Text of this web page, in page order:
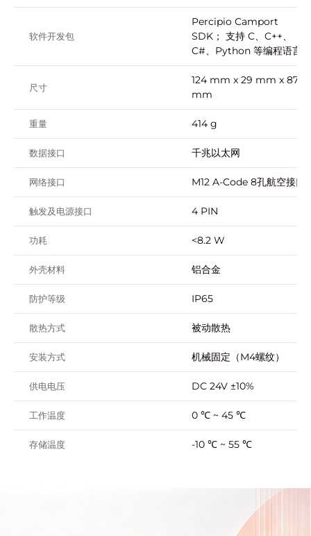
软件开发包
Percipio Camport
SDK； 支持 C、C++、
C#、Python 等编程语言
尺寸
124 mm x 29 mm x 87
mm
重量 414 g
数据接口 千兆以太网
网络接口 M12 A-Code 8孔航空接口
触发及电源接口 4 PIN
功耗 <8.2 W
外壳材料 铝合金
防护等级 IP65
散热方式 被动散热
安装方式 机械固定（M4螺纹）
供电电压 DC 24V ±10%
工作温度 0 ℃ ~ 45 ℃
存储温度 -10 ℃ ~ 55 ℃